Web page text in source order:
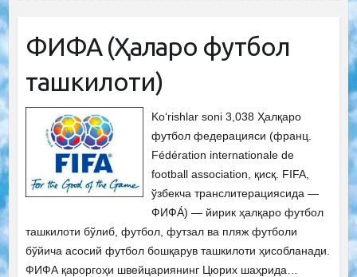
ФИФА (Ҳалқаро футбол
ташкилоти)
Ko‘rishlar soni 3,038 Ҳалқаро
футбол федерацияси (франц.
Fédération internationale de
football association, қисқ. FIFA,
ўзбекча транслитерациясида —
ФИФА́) — йирик ҳалқаро футбол
ташкилоти бўлиб, футбол, футзал ва пляж футболи
бўйича асосий футбол бошқарув ташкилоти ҳисобланади.
ФИФА қароргоҳи швейцариянинг Цюрих шаҳрида…